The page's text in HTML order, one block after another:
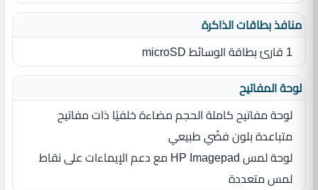
منافذ بطاقات الذاكرة
1 قارئ بطاقة الوسائط microSD
لوحة المفاتيح
لوحة مفاتيح كاملة الحجم مضاءة خلفيًا ذات مفاتيح
متباعدة بلون فضّي طبيعي
لوحة لمس HP Imagepad‏‏ مع دعم الإيماءات على نقاط
لمس متعددة